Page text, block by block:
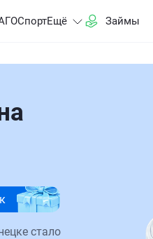
СпортЕщё Займы
стало